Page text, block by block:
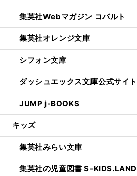
集英社Webマガジン コバルト
集英社オレンジ文庫
シフォン文庫
ダッシュエックス文庫公式サイト
JUMP j-BOOKS
キッズ
集英社みらい文庫
集英社の児童図書 S-KIDS.LAND